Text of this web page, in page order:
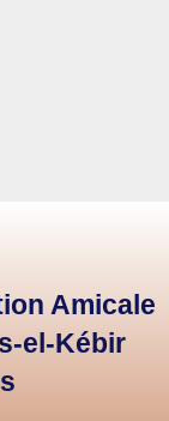
Amicale
el-Kébir